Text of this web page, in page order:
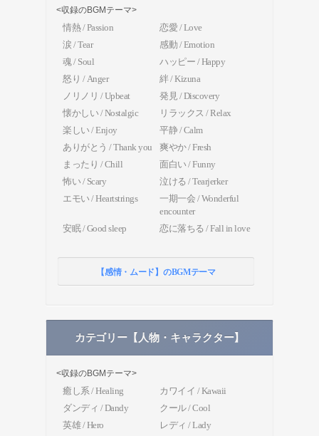
<収録のBGMテーマ>
情熱 / Passion
恋愛 / Love
涙 / Tear
感動 / Emotion
魂 / Soul
ハッピー / Happy
怒り / Anger
絆 / Kizuna
ノリノリ / Upbeat
発見 / Discovery
懐かしい / Nostalgic
リラックス / Relax
楽しい / Enjoy
平静 / Calm
ありがとう / Thank you
爽やか / Fresh
まったり / Chill
面白い / Funny
怖い / Scary
泣ける / Tearjerker
エモい / Heartstrings
一期一会 / Wonderful
encounter
安眠 / Good sleep
恋に落ちる / Fall in love
【感情・ムード】のBGMテーマ
カテゴリー【人物・キャラクター】
<収録のBGMテーマ>
癒し系 / Healing
カワイイ / Kawaii
ダンディ / Dandy
クール / Cool
英雄 / Hero
レディ / Lady